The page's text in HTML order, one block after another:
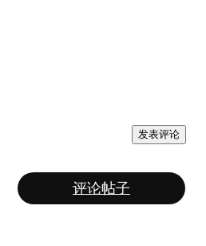
发表评论
评论帖子